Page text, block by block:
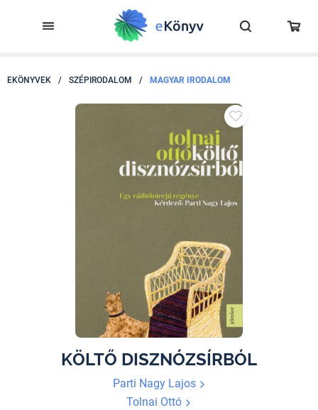
EKÖNYVEK / SZÉPIRODALOM / MAGYAR IRODALOM
KÖLTŐ DISZNÓZSÍRBÓL
Parti Nagy Lajos
Tolnai Ottó